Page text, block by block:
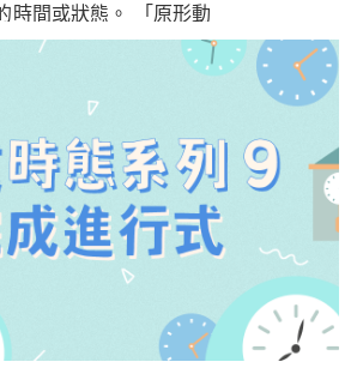
時間或狀態。 「原形動